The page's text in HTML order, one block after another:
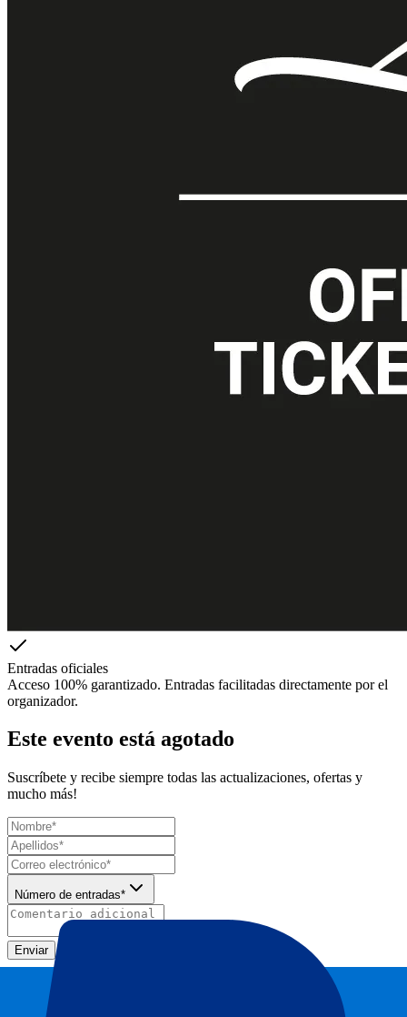
Entradas oficiales
Acceso 100% garantizado. Entradas facilitadas directamente por el
organizador.
Este evento está agotado
Suscríbete y recibe siempre todas las actualizaciones, ofertas y
mucho más!
Número de entradas*
Enviar
Tu información se utilizará de acuerdo de nuestra
Declaración de
Privacidad